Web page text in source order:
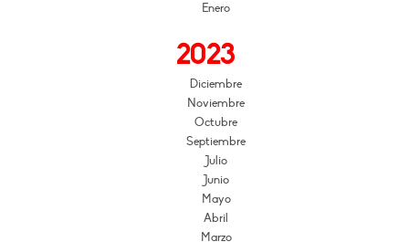
Enero
2023
Diciembre
Noviembre
Octubre
Septiembre
Julio
Junio
Mayo
Abril
Marzo